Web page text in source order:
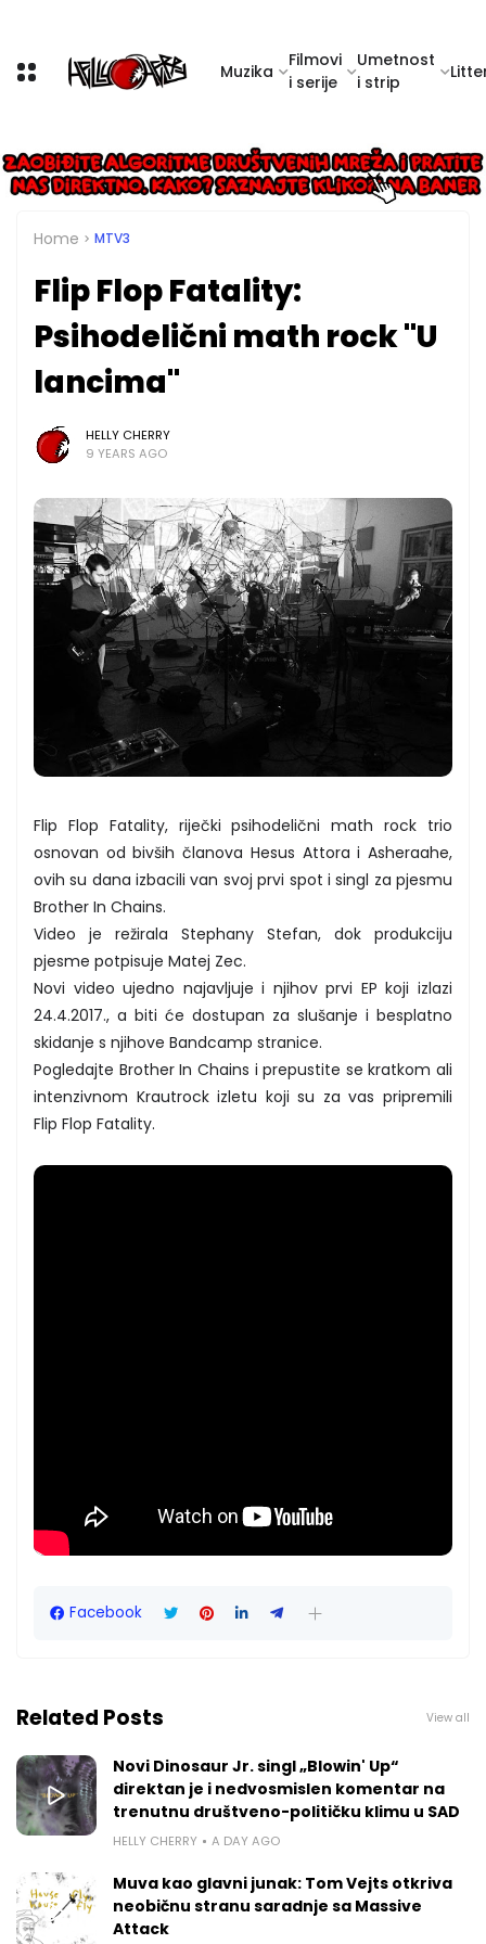
Muzika
Filmovi
i serije
Umetnost
i strip
Home MTV3
Flip Flop Fatality:
Psihodelični math rock "U
lancima"
HELLY CHERRY
9 YEARS AGO
Flip Flop Fatality, riječki psihodelični math rock trio
osnovan od bivših članova Hesus Attora i Asheraahe,
ovih su dana izbacili van svoj prvi spot i singl za pjesmu
Brother In Chains.
Video je režirala Stephany Stefan, dok produkciju
pjesme potpisuje Matej Zec.
Novi video ujedno najavljuje i njihov prvi EP koji izlazi
24.4.2017., a biti će dostupan za slušanje i besplatno
skidanje s njihove Bandcamp stranice.
Pogledajte Brother In Chains i prepustite se kratkom ali
intenzivnom Krautrock izletu koji su za vas pripremili
Flip Flop Fatality.
Facebook
Related Posts View all
Novi Dinosaur Jr. singl „Blowin' Up“
direktan je i nedvosmislen komentar na
trenutnu društveno-političku klimu u SAD
HELLY CHERRY A DAY AGO
Muva kao glavni junak: Tom Vejts otkriva
neobičnu stranu saradnje sa Massive
Attack